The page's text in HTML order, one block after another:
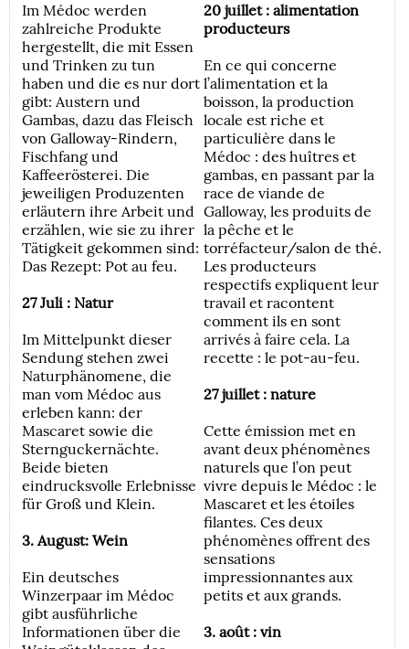
Im Médoc werden
zahlreiche Produkte
hergestellt, die mit Essen
und Trinken zu tun
haben und die es nur dort
gibt: Austern und
Gambas, dazu das Fleisch
von Galloway-Rindern,
Fischfang und
Kaffeerösterei. Die
jeweiligen Produzenten
erläutern ihre Arbeit und
erzählen, wie sie zu ihrer
Tätigkeit gekommen sind:
Das Rezept: Pot au feu.
27 Juli : Natur
Im Mittelpunkt dieser
Sendung stehen zwei
Naturphänomene, die
man vom Médoc aus
erleben kann: der
Mascaret sowie die
Sternguckernächte.
Beide bieten
eindrucksvolle Erlebnisse
für Groß und Klein.
3. August: Wein
Ein deutsches
Winzerpaar im Médoc
gibt ausführliche
Informationen über die
20 juillet : alimentation
producteurs
En ce qui concerne
l’alimentation et la
boisson, la production
locale est riche et
particulière dans le
Médoc : des huîtres et
gambas, en passant par la
race de viande de
Galloway, les produits de
la pêche et le
torréfacteur/salon de thé.
Les producteurs
respectifs expliquent leur
travail et racontent
comment ils en sont
arrivés à faire cela. La
recette : le pot-au-feu.
27 juillet : nature
Cette émission met en
avant deux phénomènes
naturels que l’on peut
vivre depuis le Médoc : le
Mascaret et les étoiles
filantes. Ces deux
phénomènes offrent des
sensations
impressionnantes aux
petits et aux grands.
3. août : vin